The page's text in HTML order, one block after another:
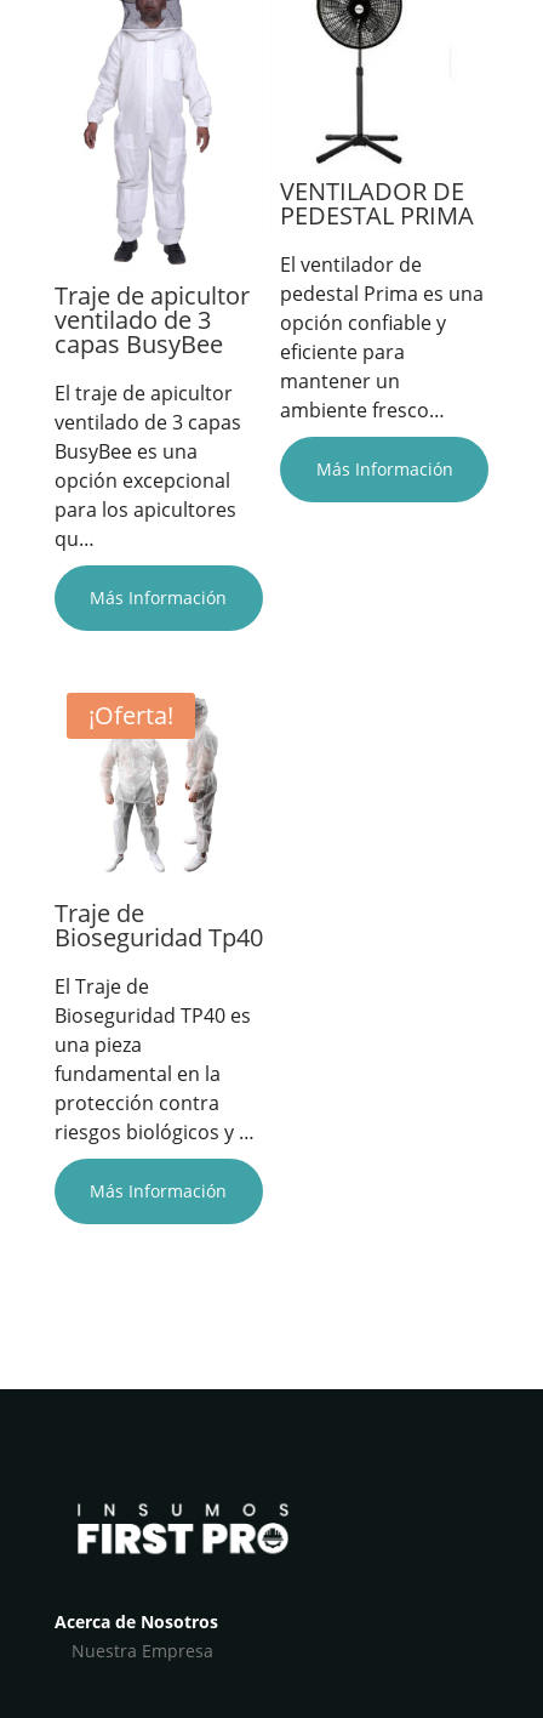
Traje de apicultor
ventilado de 3
capas BusyBee
El traje de apicultor
ventilado de 3 capas
BusyBee es una
opción excepcional
para los apicultores
qu…
Más Información
VENTILADOR DE
PEDESTAL PRIMA
El ventilador de
pedestal Prima es una
opción confiable y
eficiente para
mantener un
ambiente fresco…
Más Información
¡Oferta!
Traje de
Bioseguridad Tp40
El Traje de
Bioseguridad TP40 es
una pieza
fundamental en la
protección contra
riesgos biológicos y …
Más Información
Acerca de Nosotros
Nuestra Empresa